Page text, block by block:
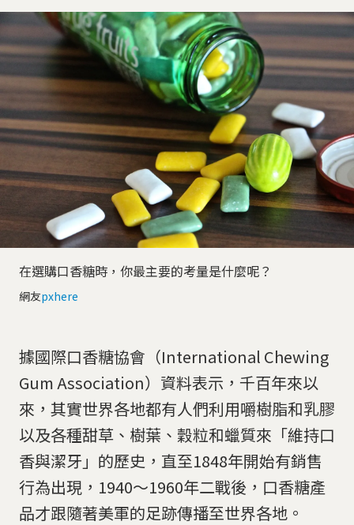
在選購口香糖時，你最主要的考量是什麼呢？
網友pxhere
據國際口香糖協會（International Chewing
Gum Association）資料表示，千百年來以
來，其實世界各地都有人們利用嚼樹脂和乳膠
以及各種甜草、樹葉、穀粒和蠟質來「維持口
香與潔牙」的歷史，直至1848年開始有銷售
行為出現，1940～1960年二戰後，口香糖產
品才跟隨著美軍的足跡傳播至世界各地。